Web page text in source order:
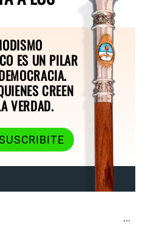
ES UN PILAR
CREEN
VERDAD.